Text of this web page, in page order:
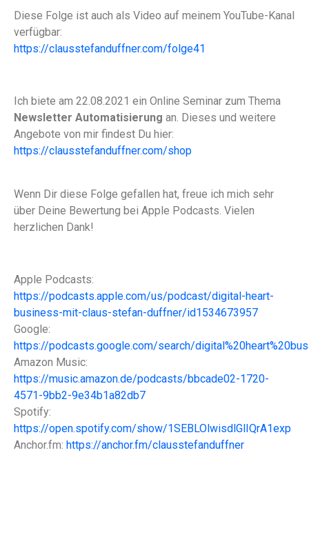
Diese Folge ist auch als Video auf meinem YouTube-Kanal
verfügbar:
https://clausstefanduffner.com/folge41
Ich biete am 22.08.2021 ein Online Seminar zum Thema
Newsletter Automatisierung an. Dieses und weitere
Angebote von mir findest Du hier:
https://clausstefanduffner.com/shop
Wenn Dir diese Folge gefallen hat, freue ich mich sehr
über Deine Bewertung bei Apple Podcasts. Vielen
herzlichen Dank!
Apple Podcasts:
https://podcasts.apple.com/us/podcast/digital-heart-
business-mit-claus-stefan-duffner/id1534673957
Google:
https://podcasts.google.com/search/
Amazon Music:
https://music.amazon.de/podcasts/bbcade02-1720-
4571-9bb2-9e34b1a82db7
Spotify:
https://open.spotify.com/show/1SEBLOlwisdlGlIQrA1exp
Anchor.fm: https://anchor.fm/clausstefanduffner